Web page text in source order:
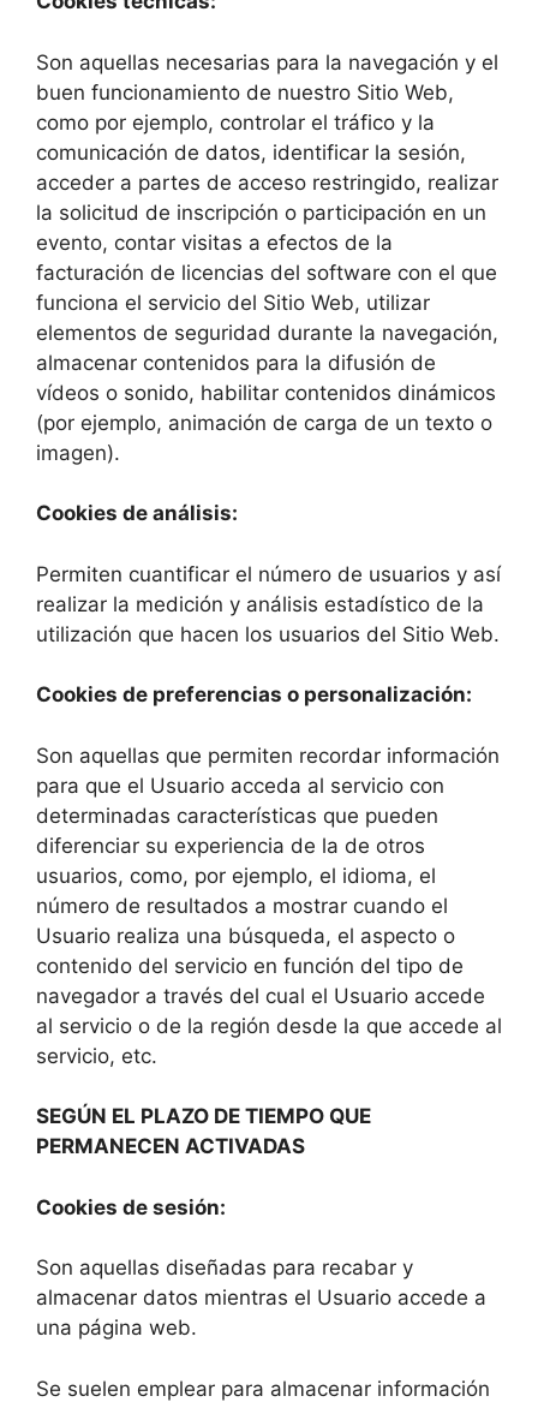
Son aquellas necesarias para la navegación y el
buen funcionamiento de nuestro Sitio Web,
como por ejemplo, controlar el tráfico y la
comunicación de datos, identificar la sesión,
acceder a partes de acceso restringido, realizar
la solicitud de inscripción o participación en un
evento, contar visitas a efectos de la
facturación de licencias del software con el que
funciona el servicio del Sitio Web, utilizar
elementos de seguridad durante la navegación,
almacenar contenidos para la difusión de
vídeos o sonido, habilitar contenidos dinámicos
(por ejemplo, animación de carga de un texto o
imagen).
Cookies de análisis:
Permiten cuantificar el número de usuarios y así
realizar la medición y análisis estadístico de la
utilización que hacen los usuarios del Sitio Web.
Cookies de preferencias o personalización:
Son aquellas que permiten recordar información
para que el Usuario acceda al servicio con
determinadas características que pueden
diferenciar su experiencia de la de otros
usuarios, como, por ejemplo, el idioma, el
número de resultados a mostrar cuando el
Usuario realiza una búsqueda, el aspecto o
contenido del servicio en función del tipo de
navegador a través del cual el Usuario accede
al servicio o de la región desde la que accede al
servicio, etc.
SEGÚN EL PLAZO DE TIEMPO QUE
PERMANECEN ACTIVADAS
Cookies de sesión:
Son aquellas diseñadas para recabar y
almacenar datos mientras el Usuario accede a
una página web.
Se suelen emplear para almacenar información